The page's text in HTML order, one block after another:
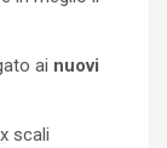
ai nuovi
scali